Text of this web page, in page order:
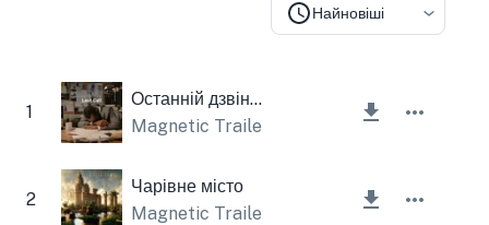
Найновіші
1
Останній дзвінок
Magnetic Trailer
2
Чарівне місто
Magnetic Trailer